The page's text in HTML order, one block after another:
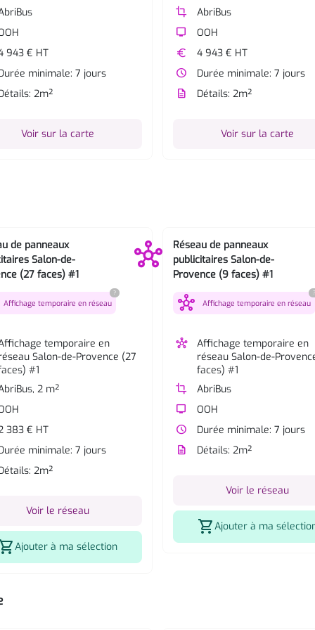
943 € HT
minimale: 7 jours
2m²
Voir sur la carte
crop
AbriBus
tv
OOH
euro
4 943 € HT
watch_later
Durée minimale: 7 jours
description
Détails: 2m²
Voir sur la carte
de panneaux
Salon-de-
(27 faces) #1
Affichage temporaire en réseau
?
temporaire en
Salon-de-Provence (27
#1
2 m²
383 € HT
minimale: 7 jours
2m²
Voir le réseau
Ajouter à ma sélection
Réseau de panneaux
publicitaires Salon-de-
Provence (9 faces) #1
hub Affichage temporaire en réseau
?
hub
Affichage temporaire en
réseau Salon-de-
faces) #1
crop
AbriBus
tv
OOH
watch_later
Durée minimale: 7 jours
description
Détails: 2m²
Voir le réseau
shopping_cartAjouter à ma